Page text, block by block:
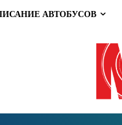
АВТОБУСОВ